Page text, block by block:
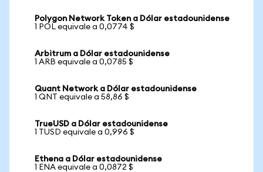
Polygon Network Token a Dólar estadounidense
1 POL equivale a 0,0774 $
Arbitrum a Dólar estadounidense
1 ARB equivale a 0,0785 $
Quant Network a Dólar estadounidense
1 QNT equivale a 58,86 $
TrueUSD a Dólar estadounidense
1 TUSD equivale a 0,996 $
Ethena a Dólar estadounidense
1 ENA equivale a 0,0872 $